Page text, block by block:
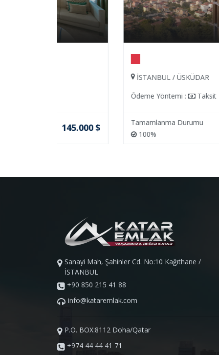
İSTANBUL / ÜSKÜDAR
Taksit
Tamamlanma Durumu
100%
650.000 $
Sanayi Mah, Şahinler Cd. No:10 Kağıthane /
İSTANBUL
+90 850 215 41 88
info@kataremlak.com
P.O. BOX:8112 Doha/Qatar
+974 44 44 41 71